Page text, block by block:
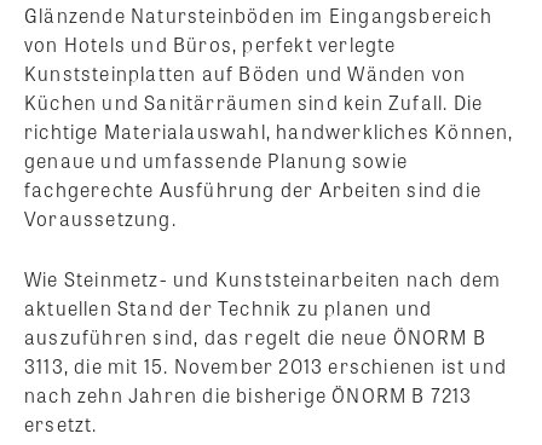
Glänzende Natursteinböden im Eingangsbereich
von Hotels und Büros, perfekt verlegte
Kunststeinplatten auf Böden und Wänden von
Küchen und Sanitärräumen sind kein Zufall. Die
richtige Materialauswahl, handwerkliches Können,
genaue und umfassende Planung sowie
fachgerechte Ausführung der Arbeiten sind die
Voraussetzung.
Wie Steinmetz- und Kunststeinarbeiten nach dem
aktuellen Stand der Technik zu planen und
auszuführen sind, das regelt die neue ÖNORM B
3113, die mit 15. November 2013 erschienen ist und
nach zehn Jahren die bisherige ÖNORM B 7213
ersetzt.